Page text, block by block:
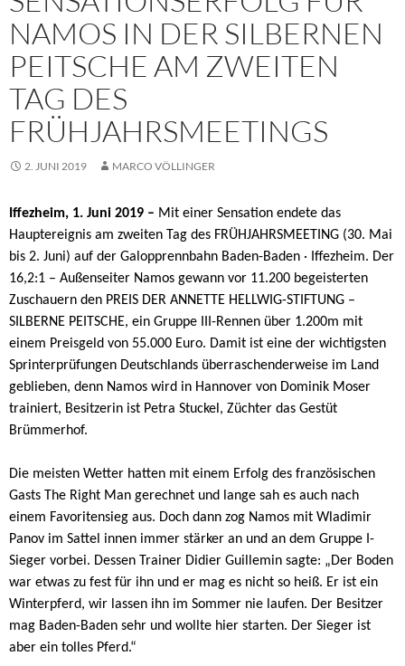
NAMOS IN DER SILBERNEN
PEITSCHE AM ZWEITEN
TAG DES
FRÜHJAHRSMEETINGS
2. JUNI 2019 MARCO VÖLLINGER
Iffezheim, 1. Juni 2019 – Mit einer Sensation endete das
Hauptereignis am zweiten Tag des FRÜHJAHRSMEETING (30. Mai
bis 2. Juni) auf der Galopprennbahn Baden-Baden · Iffezheim. Der
16,2:1 – Außenseiter Namos gewann vor 11.200 begeisterten
Zuschauern den PREIS DER ANNETTE HELLWIG-STIFTUNG –
SILBERNE PEITSCHE, ein Gruppe III-Rennen über 1.200m mit
einem Preisgeld von 55.000 Euro. Damit ist eine der wichtigsten
Sprinterprüfungen Deutschlands überraschenderweise im Land
geblieben, denn Namos wird in Hannover von Dominik Moser
trainiert, Besitzerin ist Petra Stuckel, Züchter das Gestüt
Brümmerhof.
Die meisten Wetter hatten mit einem Erfolg des französischen
Gasts The Right Man gerechnet und lange sah es auch nach
einem Favoritensieg aus. Doch dann zog Namos mit Wladimir
Panov im Sattel innen immer stärker an und an dem Gruppe I-
Sieger vorbei. Dessen Trainer Didier Guillemin sagte: „Der Boden
war etwas zu fest für ihn und er mag es nicht so heiß. Er ist ein
Winterpferd, wir lassen ihn im Sommer nie laufen. Der Besitzer
mag Baden-Baden sehr und wollte hier starten. Der Sieger ist
aber ein tolles Pferd.“